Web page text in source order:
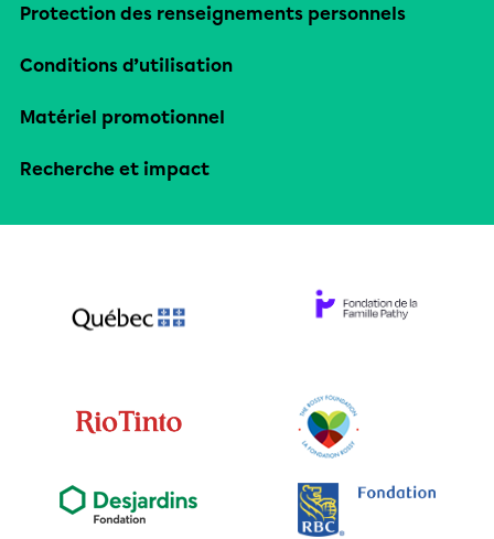
Protection des renseignements personnels
Conditions d’utilisation
Matériel promotionnel
Recherche et impact